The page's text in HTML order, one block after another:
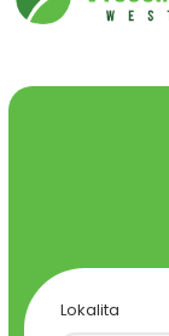
Lokalita